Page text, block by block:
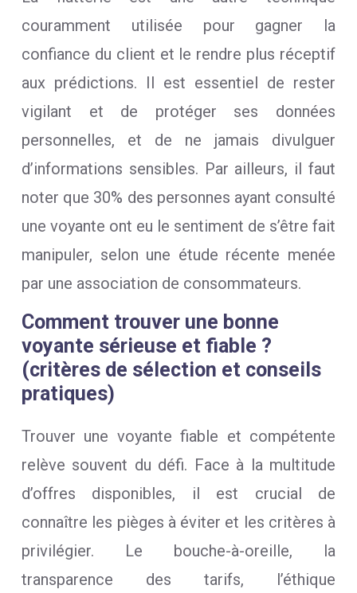
couramment utilisée pour gagner la
confiance du client et le rendre plus réceptif
aux prédictions. Il est essentiel de rester
vigilant et de protéger ses données
personnelles, et de ne jamais divulguer
d’informations sensibles. Par ailleurs, il faut
noter que 30% des personnes ayant consulté
une voyante ont eu le sentiment de s’être fait
manipuler, selon une étude récente menée
par une association de consommateurs.
Comment trouver une bonne
voyante sérieuse et fiable ?
(critères de sélection et conseils
pratiques)
Trouver une voyante fiable et compétente
relève souvent du défi. Face à la multitude
d’offres disponibles, il est crucial de
connaître les pièges à éviter et les critères à
privilégier. Le bouche-à-oreille, la
transparence des tarifs, l’éthique